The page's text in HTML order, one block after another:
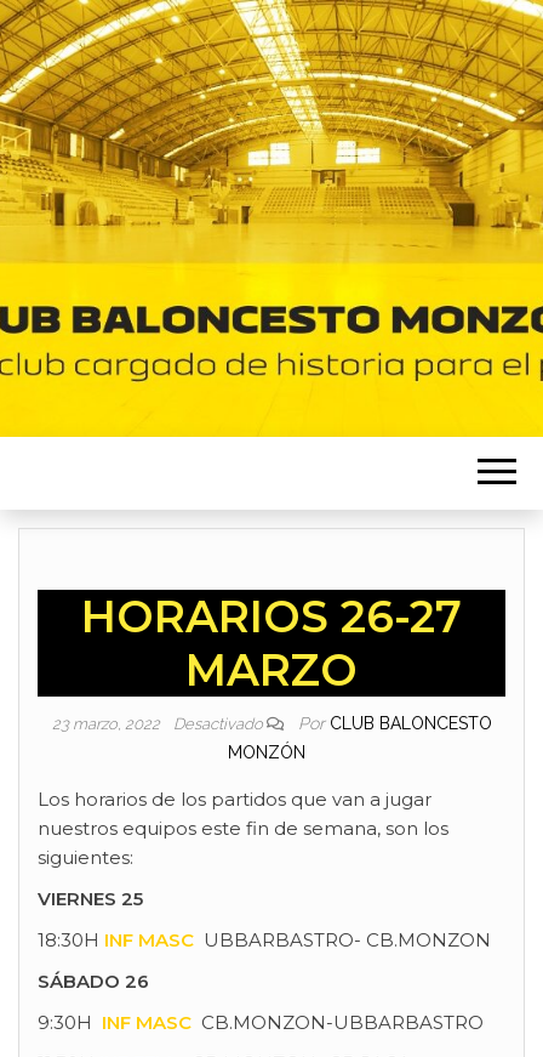
HORARIOS 26-27
MARZO
23 marzo, 2022 Desactivado Por CLUB BALONCESTO
MONZÓN
Los horarios de los partidos que van a jugar
nuestros equipos este fin de semana, son los
siguientes:
VIERNES 25
18:30H INF MASC UBBARBASTRO- CB.MONZON
SÁBADO 26
9:30H INF MASC CB.MONZON-UBBARBASTRO